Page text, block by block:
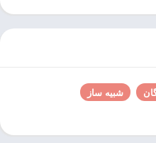
شبیه ساز